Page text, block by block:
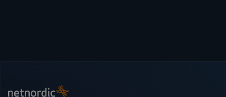
NetNordic Sweden